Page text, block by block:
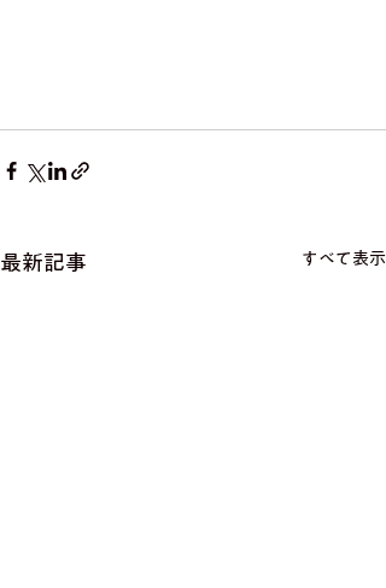
最新記事 すべて表示